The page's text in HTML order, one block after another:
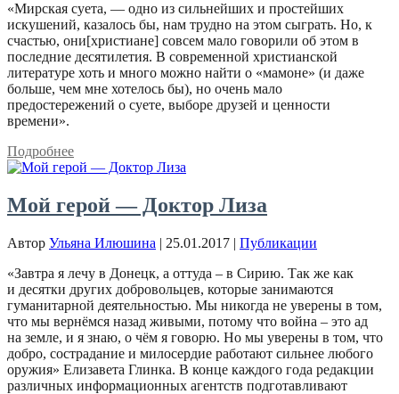
«Мирская суета, — одно из сильнейших и простейших
искушений, казалось бы, нам трудно на этом сыграть. Но, к
счастью, они[христиане] совсем мало говорили об этом в
последние десятилетия. В современной христианской
литературе хоть и много можно найти о «мамоне» (и даже
больше, чем мне хотелось бы), но очень мало
предостережений о суете, выборе друзей и ценности
времени».
Подробнее
Мой герой — Доктор Лиза
Автор Ульяна Илюшина | 25.01.2017 | Публикации
«Завтра я лечу в Донецк, а оттуда – в Сирию. Так же как
и десятки других добровольцев, которые занимаются
гуманитарной деятельностью. Мы никогда не уверены в том,
что мы вернёмся назад живыми, потому что война – это ад
на земле, и я знаю, о чём я говорю. Но мы уверены в том, что
добро, сострадание и милосердие работают сильнее любого
оружия» Елизавета Глинка. В конце каждого года редакции
различных информационных агентств подготавливают